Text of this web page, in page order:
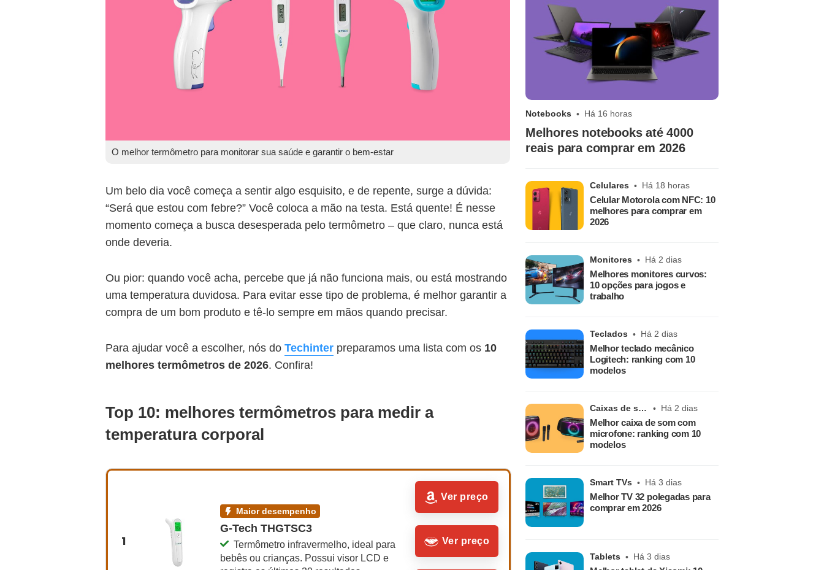
O melhor termômetro para monitorar sua saúde e garantir o bem-estar
Um belo dia você começa a sentir algo esquisito, e de repente, surge a dúvida:
“Será que estou com febre?” Você coloca a mão na testa. Está quente! É nesse
momento começa a busca desesperada pelo termômetro – que claro, nunca está
onde deveria.
Ou pior: quando você acha, percebe que já não funciona mais, ou está mostrando
uma temperatura duvidosa. Para evitar esse tipo de problema, é melhor garantir a
compra de um bom produto e tê-lo sempre em mãos quando precisar.
Para ajudar você a escolher, nós do Techinter preparamos uma lista com os 10
melhores termômetros de 2026. Confira!
Top 10: melhores termômetros para medir a
temperatura corporal
1
maior desempenho
G-Tech THGTSC3
Termômetro infravermelho, ideal para
bebês ou crianças. Possui visor LCD e
Ver preço
Ver preço
Notebooks Há 16 horas
Melhores notebooks até 4000
reais para comprar em 2026
Celulares Há 18 horas
Celular Motorola com NFC: 10
melhores para comprar em
2026
Monitores Há 2 dias
Melhores monitores curvos:
10 opções para jogos e
trabalho
Teclados Há 2 dias
Melhor teclado mecânico
Logitech: ranking com 10
modelos
Caixas de som Há 2 dias
Melhor caixa de som com
microfone: ranking com 10
modelos
Smart TVs Há 3 dias
Melhor TV 32 polegadas para
comprar em 2026
Tablets Há 3 dias